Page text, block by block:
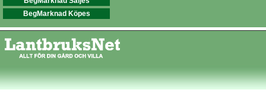
BegMarknad Köpes